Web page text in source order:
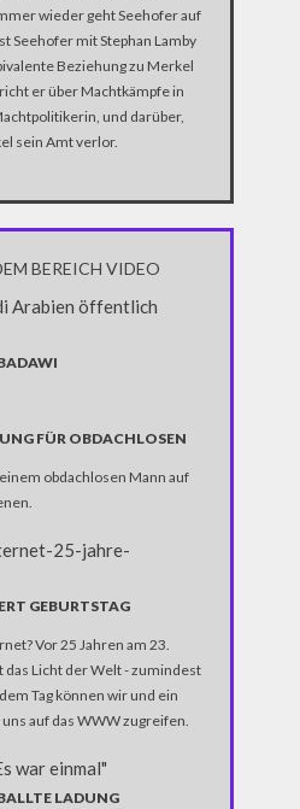
wieder geht Seehofer auf
Seehofer mit Stephan Lamby
Beziehung zu Merkel
er über Machtkämpfe in
und darüber,
sein Amt verlor.
BEREICH VIDEO
FÜR OBDACHLOSEN
obdachlosen Mann auf
GEBURTSTAG
Vor 25 Jahren am 23.
Licht der Welt - zumindest
Tag können wir und ein
auf das WWW zugreifen.
LADUNG